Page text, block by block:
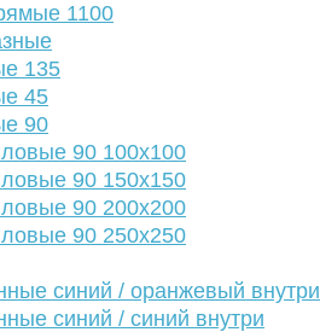
1100
135
45
90
90 100х100
90 150х150
90 200х200
90 250х250
синий / оранжевый внутри
синий / синий внутри